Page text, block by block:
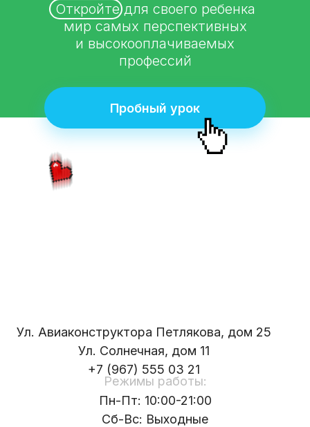
Ул. Авиаконструктора Петлякова, дом 25
Ул. Солнечная, дом 11
+7 (967) 555 03 21
Пн-Пт: 10:00-21:00
Сб-Вс: Выходные
Режимы работы:
Пробный урок
Откройте для своего ребенка
мир самых перспективных
и высокооплачиваемых
профессий